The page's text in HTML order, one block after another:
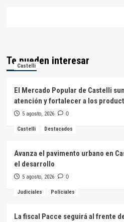
Te pueden interesar
Castelli
El Mercado Popular de Castelli
atención y fortalecer a los
5 agosto, 2026 0
Castelli Destacados
Avanza el pavimento urbano en
el desarrollo
5 agosto, 2026 0
Judiciales Policiales
La fiscal Pacce seguirá al frente